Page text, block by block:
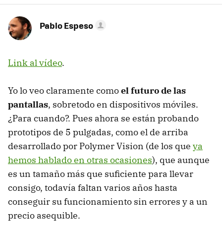
Pablo Espeso
Link al vídeo.
Yo lo veo claramente comoel futuro de las
pantallas, sobretodo en dispositivos móviles.
¿Para cuando?. Pues ahora se están probando
prototipos de 5 pulgadas, como el de arriba
desarrollado por Polymer Vision (de los que ya
hemos hablado en otras ocasiones), que aunque
es un tamaño más que suficiente para llevar
consigo, todavía faltan varios años hasta
conseguir su funcionamiento sin errores y a un
precio asequible.